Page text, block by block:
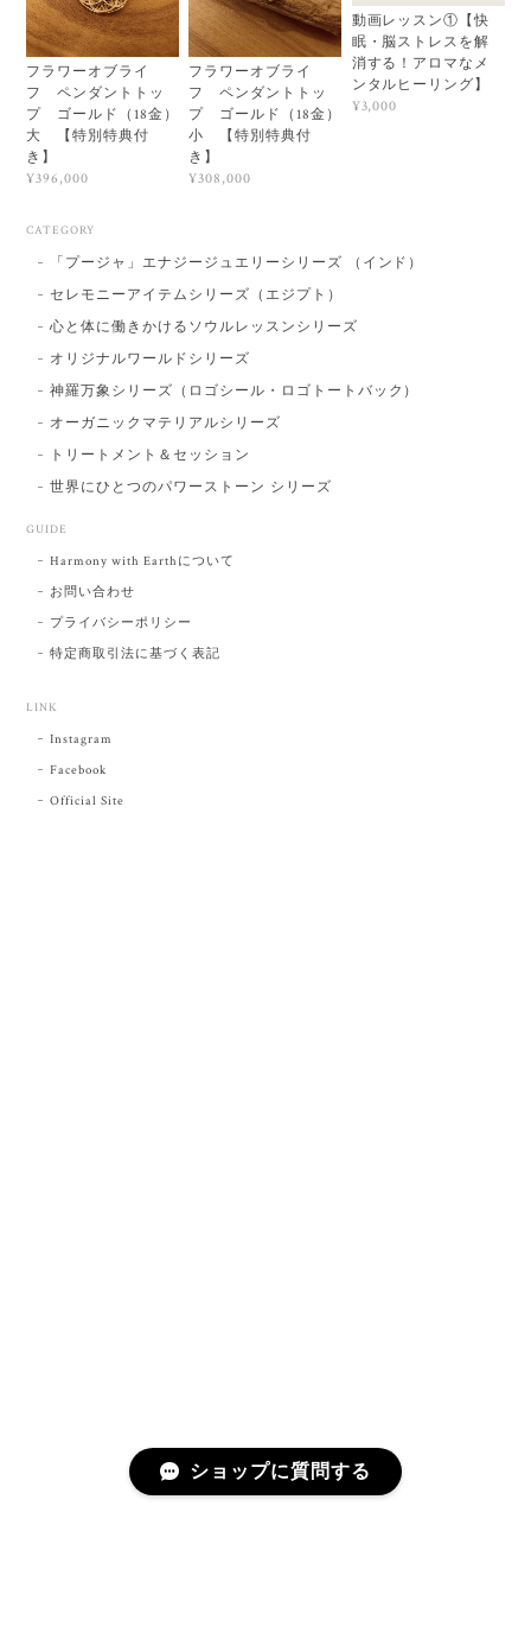
フラワーオブライ
フ ペンダントトッ
プ ゴールド（18金）
大 【特別特典付
き】
¥396,000
フラワーオブライ
フ ペンダントトッ
プ ゴールド（18金）
小 【特別特典付
き】
¥308,000
動画レッスン①【快
眠・脳ストレスを解
消する！アロマなメ
ンタルヒーリング】
¥3,000
CATEGORY
「プージャ」エナジージュエリーシリーズ （インド）
セレモニーアイテムシリーズ（エジプト）
心と体に働きかけるソウルレッスンシリーズ
オリジナルワールドシリーズ
神羅万象シリーズ（ロゴシール・ロゴトートバック）
オーガニックマテリアルシリーズ
トリートメント＆セッション
世界にひとつのパワーストーン シリーズ
GUIDE
Harmony with Earthについて
お問い合わせ
プライバシーポリシー
特定商取引法に基づく表記
LINK
Instagram
Facebook
Official Site
ショップに質問する